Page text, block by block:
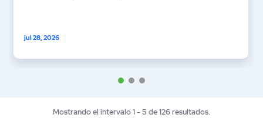
jul 28, 2026
Mostrando el intervalo 1 - 5 de 126 resultados.